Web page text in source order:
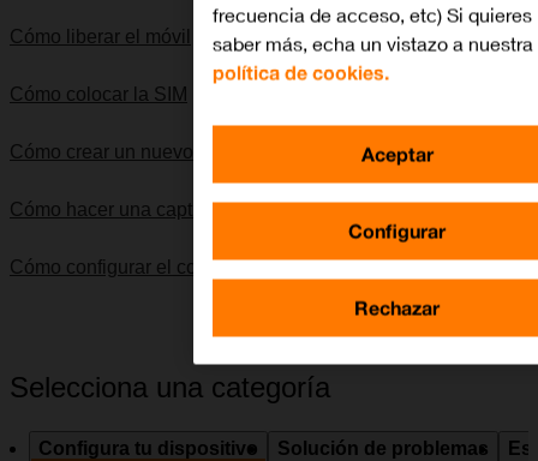
Cómo liberar el móvil
Cómo colocar la SIM
Cómo crear un nuevo contacto
Cómo hacer una captura de pantalla
Cómo configurar el correo electrónico IMAP
Selecciona una categoría
Configura tu dispositivo Solución de problemas
frecuencia de acceso, etc) Si quieres
saber más, echa un vistazo a nuestra
política de cookies.
Configurar
Rechazar
Aceptar